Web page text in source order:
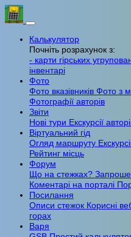
Калькулятор
Почніть розрахунок з:
- карти гірських
інвентарі
Фото
Фото вказівників Фото з
Фотографії авторів
Звіти
Нові тури Екскурсії
Віртуальний гід
Огляд маршруту
Рейтинг місць
Форум
Що на стежках?
Коментарі на порталі
Посилання
Описи стежок Корисні
горах
Варя